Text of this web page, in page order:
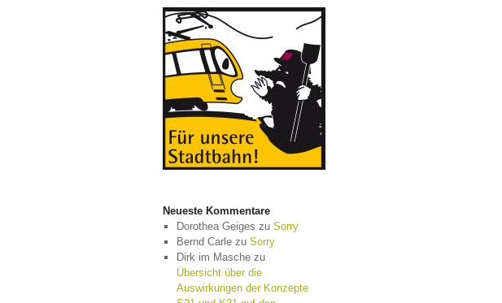
Neueste Kommentare
Dorothea Geiges zu Sorry
Bernd Carlezu Sorry
Dirk im Maschezu
Übersicht über die
Auswirkungen der Konzepte